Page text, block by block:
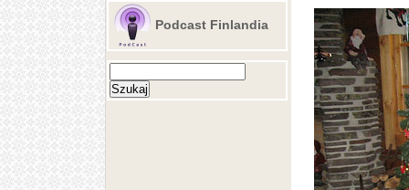
Podcast Finlandia